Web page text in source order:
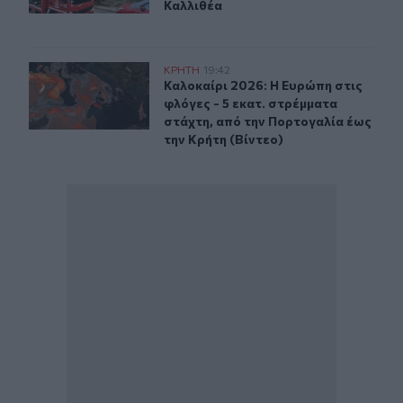
Καλλιθέα
Καλοκαίρι 2026: Η Ευρώπη στις φλόγες - 5 εκατ.
ΚΡΗΤΗ 19:42
Καλοκαίρι 2026: Η Ευρώπη στις
Καλοκαίρι 2026: Η Ευρώπη στις
φλόγες - 5 εκατ. στρέμματα
στάχτη, από την Πορτογαλία έως
την Κρήτη (Βίντεο)